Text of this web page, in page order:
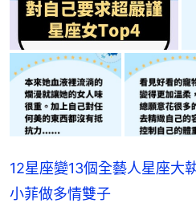
12星座變13個全藝人星座
小菲做多情雙子